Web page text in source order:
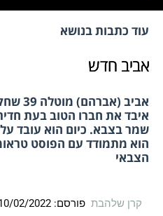
כתבות בנושא
חדש
אביב
את חברו הטוב בעת חדירת
בצבא. כיום הוא עובד על
מתמודד עם הפוסט
קרן שלהבת פורסם:10/02/2022